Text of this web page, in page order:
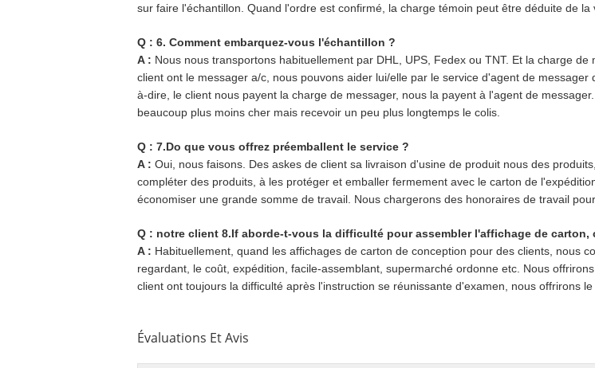
sur faire l'échantillon. Quand l'ordre est confirmé, la charge témoin peut être déduite de la
Q : 6. Comment embarquez-vous l'échantillon ?
A : Nous nous transportons habituellement par DHL, UPS, Fedex ou TNT. Et la charge
client ont le messager a/c, nous pouvons aider lui/elle par le service d'agent de
à-dire, le client nous payent la charge de messager, nous la payent à l'agent de
beaucoup plus moins cher mais recevoir un peu plus longtemps le colis.
Q : 7.Do que vous offrez préemballent le service ?
A : Oui, nous faisons. Des askes de client sa livraison d'usine de produit nous des
compléter des produits, à les protéger et emballer fermement avec le carton de
économiser une grande somme de travail. Nous chargerons des honoraires de travail
Q : notre client 8.If aborde-t-vous la difficulté pour assembler l'affichage de carton,
A : Habituellement, quand les affichages de carton de conception pour des clients, nous
regardant, le coût, expédition, facile-assemblant, supermarché ordonne etc. Nous
client ont toujours la difficulté après l'instruction se réunissante d'examen, nous offrirons
Évaluations Et Avis